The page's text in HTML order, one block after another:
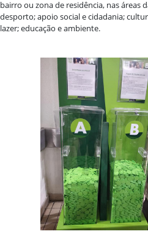
bairro ou zona de residência, nas áreas
desporto; apoio social e cidadania;
lazer; educação e ambiente.